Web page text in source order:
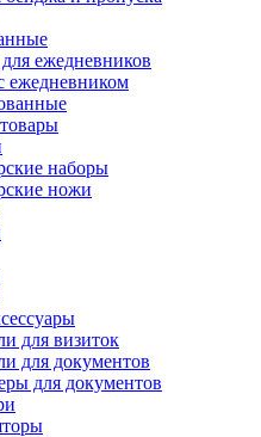
ежедневников
ежедневником
наборы
ножи
для визиток
для документов
для документов